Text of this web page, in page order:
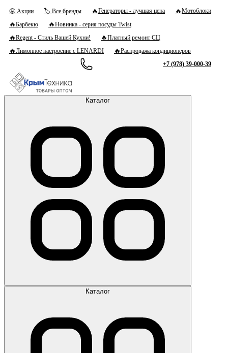
🤩 Акции 🏷 Все бренды 🔥Генераторы - лучшая цена 🔥Мотоблоки
🔥Барбекю 🔥Новинка - серия посуды Twist
🔥Regent - Стиль Вашей Кухни! 🔥Платный ремонт СЦ
🔥Лимонное настроение с LENARDI 🔥Распродажа кондиционеров
+7 (978) 39-000-39